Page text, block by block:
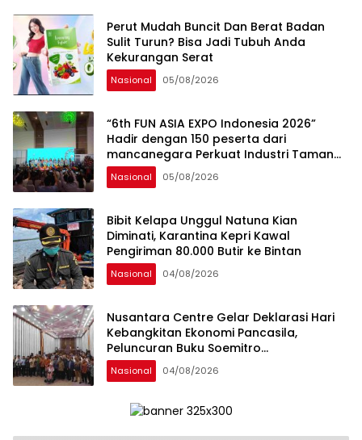
Perut Mudah Buncit Dan Berat Badan
Sulit Turun? Bisa Jadi Tubuh Anda
Kekurangan Serat
Nasional 05/08/2026
“6th FUN ASIA EXPO Indonesia 2026”
Hadir dengan 150 peserta dari
mancanegara Perkuat Industri Taman
Rekreasi dan Ekosistem Pariwisata di
Tanah Air
Nasional 05/08/2026
Bibit Kelapa Unggul Natuna Kian
Diminati, Karantina Kepri Kawal
Pengiriman 80.000 Butir ke Bintan
Nasional 04/08/2026
Nusantara Centre Gelar Deklarasi Hari
Kebangkitan Ekonomi Pancasila,
Peluncuran Buku Soemitro
Djojohadikusumo Anti Penjajahan
(Pergolakan Ekonomi Politik Indonesia) &
Undang Perekonomian Nasional dan
Nasional 04/08/2026